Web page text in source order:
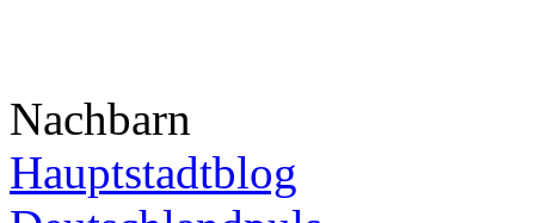
Nachbarn
Hauptstadtblog